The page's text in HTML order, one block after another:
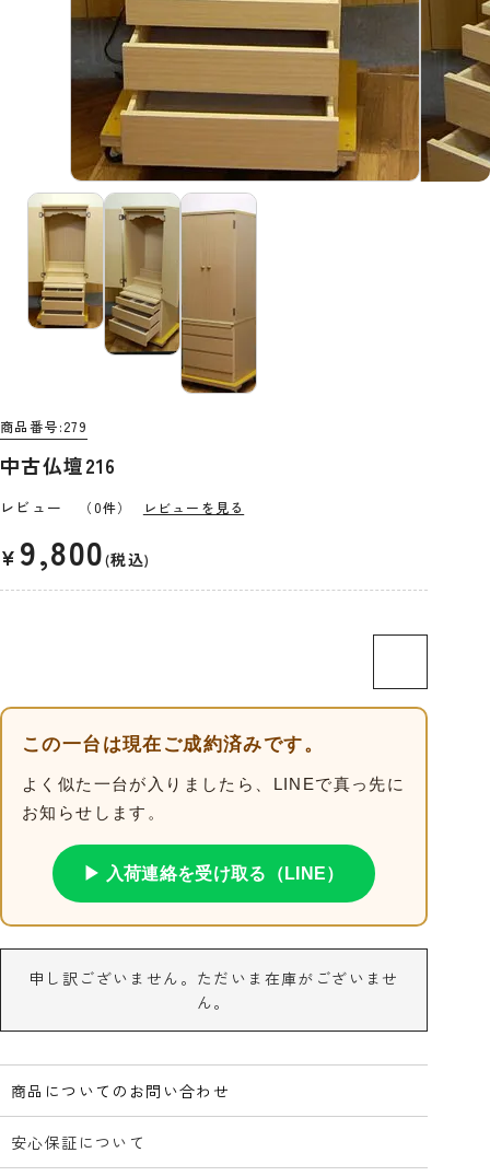
商品番号 279
中古仏壇216
レビュー （0件） レビューを見る
¥ 9,800 税込
この一台は現在ご成約済みです。
よく似た一台が入りましたら、LINEで真っ先に
お知らせします。
▶ 入荷連絡を受け取る（LINE）
申し訳ございません。ただいま在庫がございませ
ん。
商品についてのお問い合わせ
安心保証について